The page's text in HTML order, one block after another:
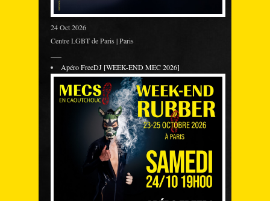
24 Oct 2026
Centre LGBT de Paris | Paris
Apéro FreeDJ [WEEK-END MEC 2026]